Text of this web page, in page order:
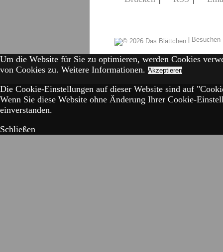
|
Um die Website für Sie zu optimieren, werden Cookies
von Cookies zu. Weitere Informationen. Akzeptieren
Die Cookie-Einstellungen auf dieser Website sind auf
Wenn Sie diese Website ohne Änderung Ihrer Cookie-
einverstanden.
Schließen